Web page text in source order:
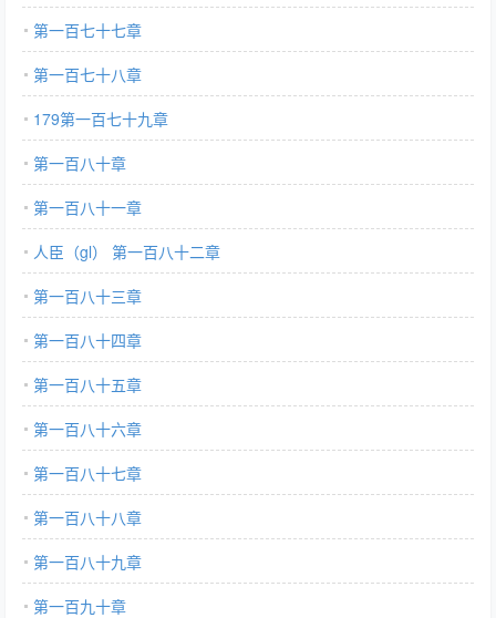
第一百七十七章
第一百七十八章
179第一百七十九章
第一百八十章
第一百八十一章
人臣（gl） 第一百八十二章
第一百八十三章
第一百八十四章
第一百八十五章
第一百八十六章
第一百八十七章
第一百八十八章
第一百八十九章
第一百九十章